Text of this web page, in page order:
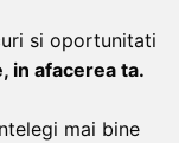
si oportunitati
in afacerea ta.
mai bine